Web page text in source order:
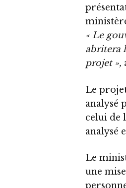
« Le
abritera
projet »,
Le
analysé
celui de
analysé
Le
une